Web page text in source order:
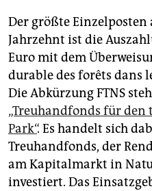
Der größte Einzelposten
Jahrzehnt ist die
Euro mit dem
durable des forêts dans
Die Abkürzung FTNS
„Treuhandfonds für
Park“. Es handelt sich
Treuhandfonds, der
am Kapitalmarkt in
investiert. Das